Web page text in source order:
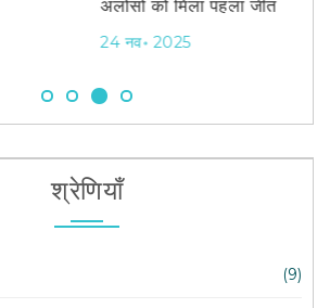
श्रेणियाँ
(9)